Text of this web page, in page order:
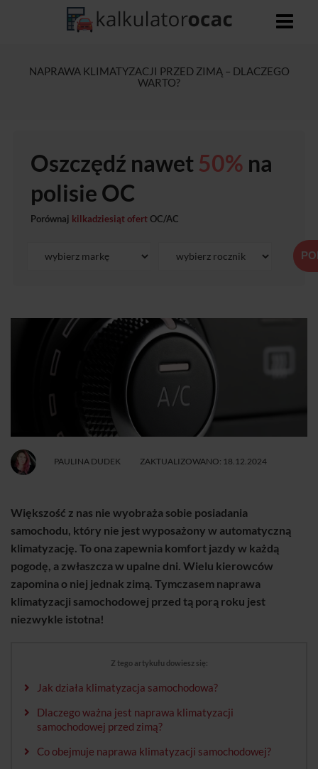
NAPRAWA KLIMATYZACJI PRZED ZIMĄ – DLACZEGO
WARTO?
Oszczędź nawet 50% na
polisie OC
Porównaj kilkadziesiąt ofertOC/AC
PAULINA DUDEK ZAKTUALIZOWANO: 18.12.2024
Większość z nas nie wyobraża sobie posiadania
samochodu, który nie jest wyposażony w automatyczną
klimatyzację. To ona zapewnia komfort jazdy w każdą
pogodę, a zwłaszcza w upalne dni. Wielu kierowców
zapomina o niej jednak zimą. Tymczasem naprawa
klimatyzacji samochodowej przed tą porą roku jest
niezwykle istotna!
Z tego artykułu dowiesz się:
Jak działa klimatyzacja samochodowa?
Dlaczego ważna jest naprawa klimatyzacji
samochodowej przed zimą?
Co obejmuje naprawa klimatyzacji samochodowej?